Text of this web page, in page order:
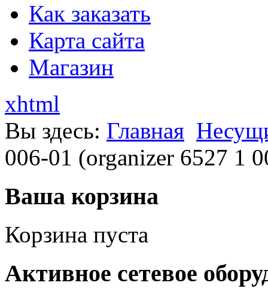
Как заказать
Карта сайта
Магазин
xhtml
Вы здесь: Главная
006-01 (organizer 6527 1
Ваша корзина
Корзина пуста
Активное сетевое